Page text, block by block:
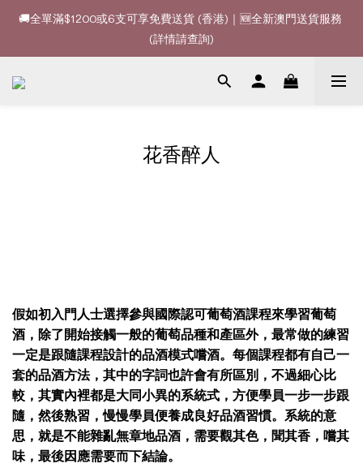
🚚全單滿$1200或6支可享免費送貨 (香港)｜🆕全新澳門送貨服務
(詳情請查詢)
🚚全單滿$1200或6支可享免費送貨 (香港)｜🆕全新澳門送貨服務
(詳情請查詢)
🍷酒款、優惠經常更新，請時刻追蹤我地😊｜🤵👰Wine Couple
(詳情請查詢)
花香醉人
假如初入門人士選擇參與國際認可葡萄酒課程來學習葡萄
酒，除了開始接觸一般的葡萄品種和產區外，最常做的練習
一定是跟隨課程設計的品酒模式嚐酒。每個課程都有自己一
套的品酒方法，其中的字詞也許會有所區別，不過細心比
較，其實內裡都是大同小異的系統式，方便學員一步一步跟
隨，然後熟習，慢慢學員便養成良好品酒習慣。系統的意
思，就是不能雜亂無章地品酒，需要觀其色，聞其香，嚐其
味，最後因應需要而下結論。